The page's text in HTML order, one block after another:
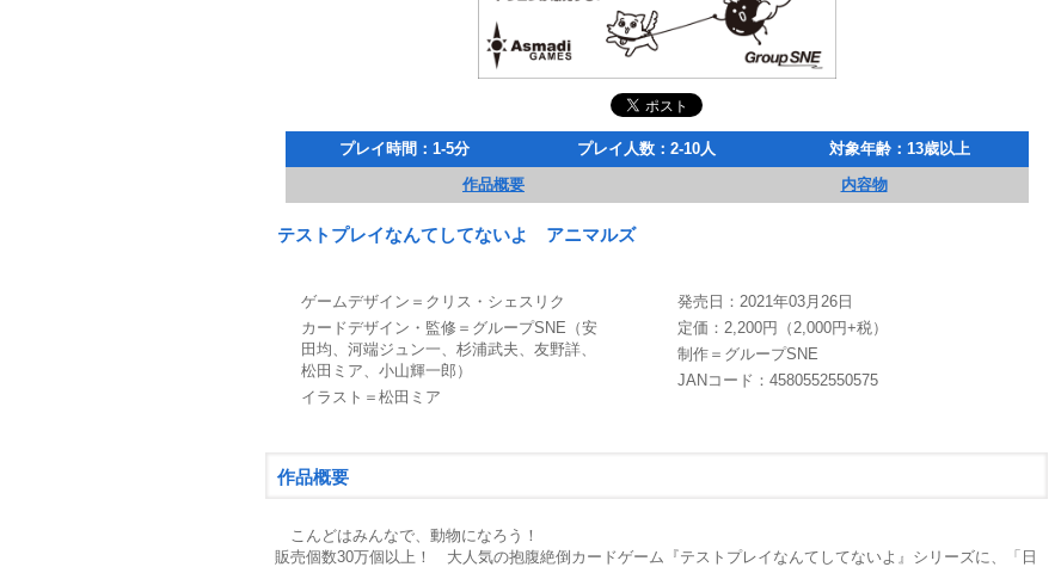
プレイ時間：1-5分 プレイ人数：2-10人
対象年齢：13歳以上
作品概要
内容物
テストプレイなんてしてないよ アニマルズ
ゲームデザイン＝クリス・シェスリク
カードデザイン・監修＝グループSNE（安
田均、河端ジュン一、杉浦武夫、友野詳、
松田ミア、小山輝一郎）
イラスト＝松田ミア
発売日：2021年03月26日
定価：2,200円（2,000円+税）
制作＝グループSNE
JANコード：4580552550575
作品概要
こんどはみんなで、動物になろう！
販売個数30万個以上！ 大人気の抱腹絶倒カードゲーム『テストプレイなんてしてないよ』シリーズに、「日